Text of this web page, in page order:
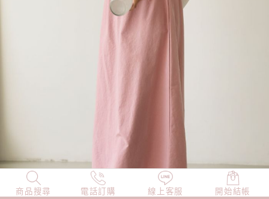
商品搜尋 電話訂購 線上客服 開始結帳
NEW 店長精選 TOP100 小編穿搭